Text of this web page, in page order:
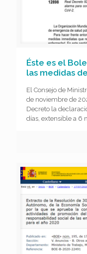
Éste es el
las medidas
El Consejo de
de noviembre de
Decreto la
días, extensible a 6